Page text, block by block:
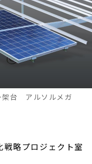
架台 アルソルメガ
戦略プロジェクト